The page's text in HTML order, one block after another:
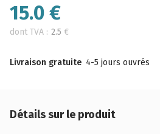
15.0 €
dont TVA : 2.5 €
Livraison gratuite 4-5 jours ouvrés
Détails sur le produit